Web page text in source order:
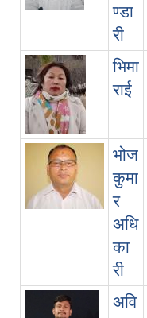
ण्डा
री
भिमा
राई
भोज
कुमा
र
अधि
का
री
अवि